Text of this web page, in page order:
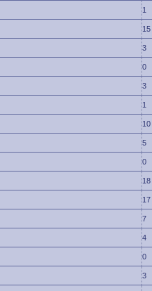
1
15
3
0
3
1
10
5
0
18
17
7
4
0
3